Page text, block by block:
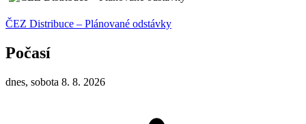
ČEZ Distribuce – Plánované odstávky
Počasí
dnes, sobota 8. 8. 2026